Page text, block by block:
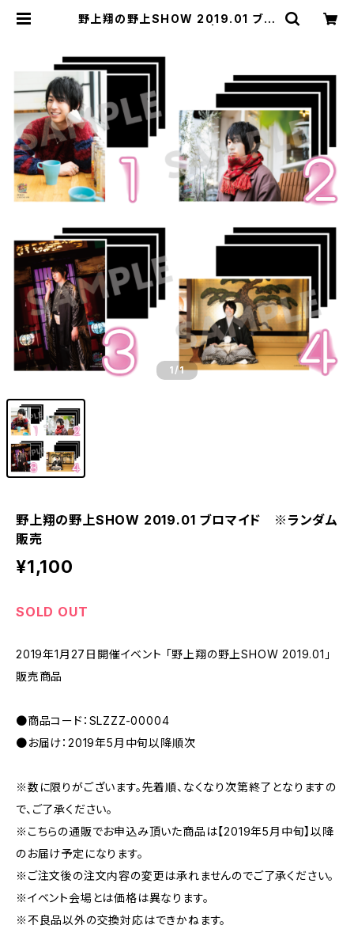
野上翔の野上SHOW 2019.01 ブロ
1 /1
野上翔の野上SHOW 2019.01 ブロマイド ※ランダム
販売
¥1,100
SOLD OUT
2019年1月27日開催イベント 「野上翔の野上SHOW 2019.01」
販売商品
●商品コード：SLZZZ-00004
●お届け：2019年5月中旬以降順次
※数に限りがございます。先着順、なくなり次第終了となりますの
で、ご了承ください。
※こちらの通販でお申込み頂いた商品は【2019年5月中旬】以降
のお届け予定になります。
※ご注文後の注文内容の変更は承れませんのでご了承ください。
※イベント会場とは価格は異なります。
※不良品以外の交換対応はできかねます。